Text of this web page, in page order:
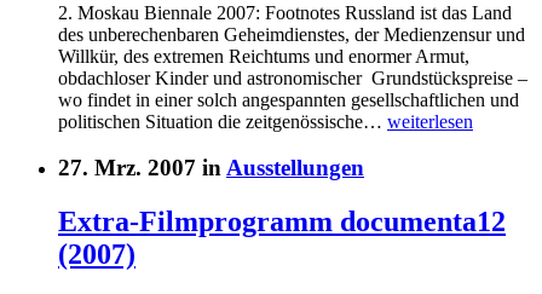
2. Moskau Biennale 2007: Footnotes Russland ist das Land
des unberechenbaren Geheimdienstes, der Medienzensur und
Willkür, des extremen Reichtums und enormer Armut,
obdachloser Kinder und astronomischer Grundstückspreise –
wo findet in einer solch angespannten gesellschaftlichen und
politischen Situation die zeitgenössische… weiterlesen
27. Mrz. 2007 inAusstellungen
Extra-Filmprogramm documenta12
(2007)